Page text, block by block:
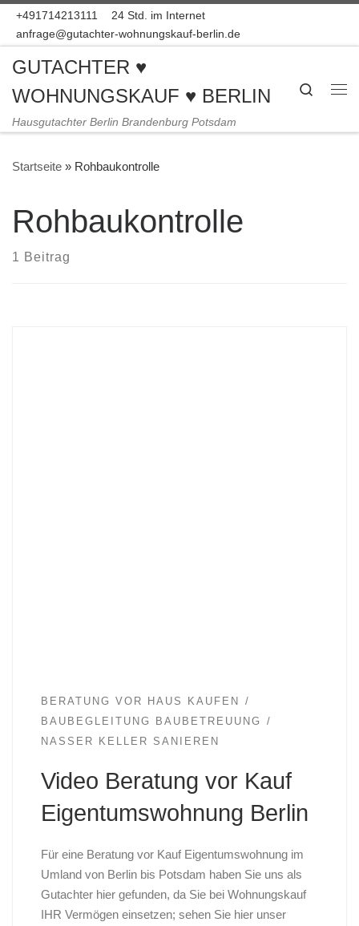
Zum Inhalt springen
+491714213111
24 Std. im Internet
anfrage@gutachter-wohnungskauf-berlin.de
GUTACHTER ♥
WOHNUNGSKAUF ♥ BERLIN
Hausgutachter Berlin Brandenburg Potsdam
Search
Startseite » Rohbaukontrolle
Rohbaukontrolle
1 Beitrag
BERATUNG VOR HAUS KAUFEN
BAUBEGLEITUNG BAUBETREUUNG
NASSER KELLER SANIEREN
Video Beratung vor Kauf
Eigentumswohnung Berlin
Für eine Beratung vor Kauf Eigentumswohnung im
Umland von Berlin bis Potsdam haben Sie uns als
Gutachter hier gefunden, da Sie bei Wohnungskauf
IHR Vermögen einsetzen; sehen Sie hier unser